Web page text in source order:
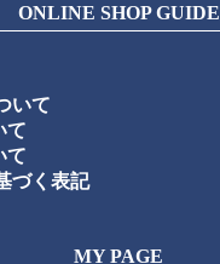
ONLINE SHOP GUIDE
いて
て
て
づく表記
MY PAGE